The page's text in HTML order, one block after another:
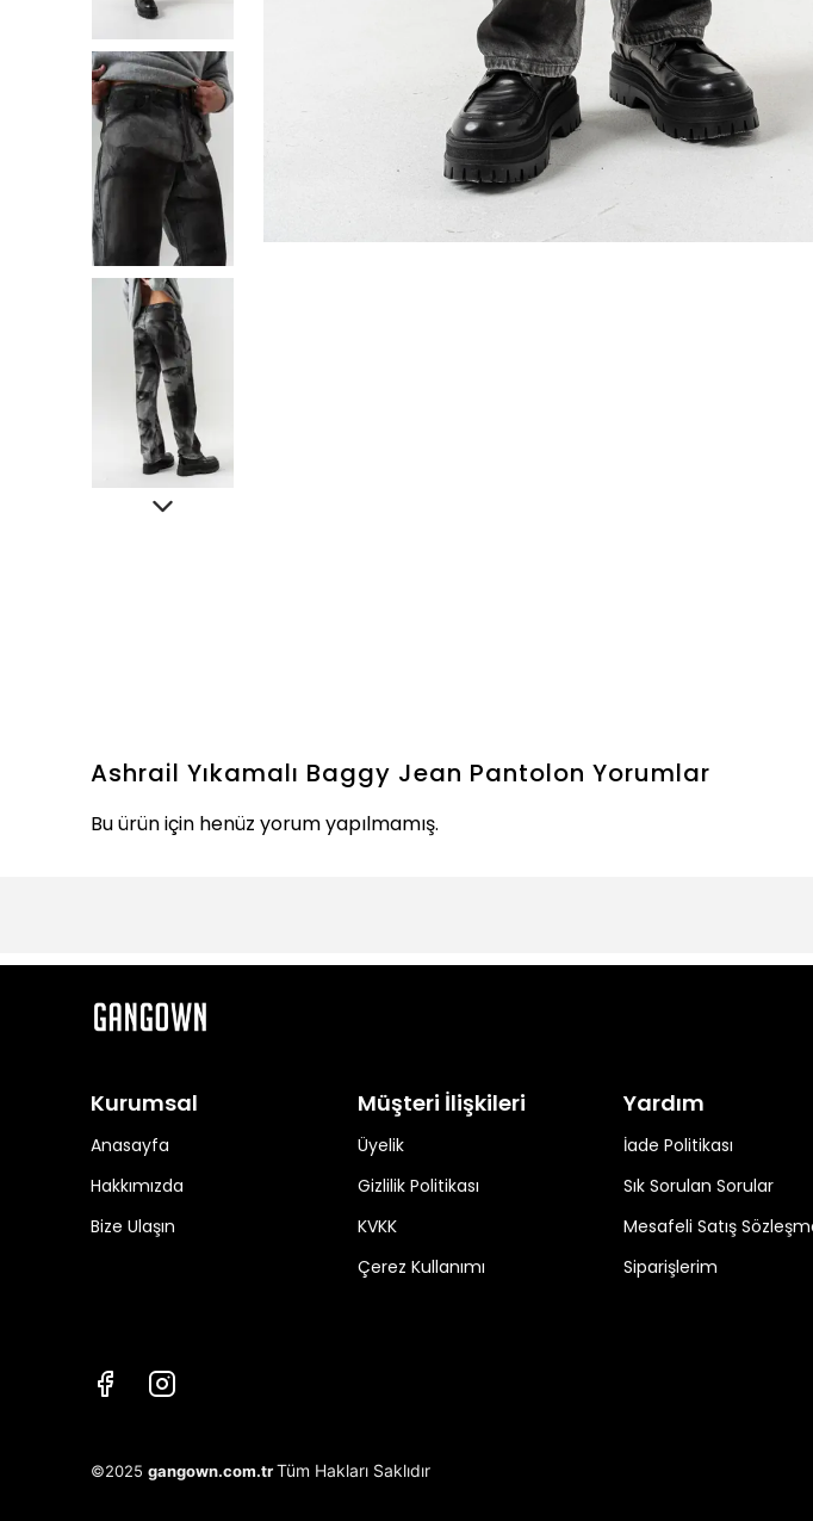
Ashrail Yıkamalı Baggy Jean Pantolon Yorumlar
Bu ürün için henüz yorum yapılmamış.
Kurumsal
Anasayfa
Hakkımızda
Bize Ulaşın
Müşteri İlişkileri
Üyelik
Gizlilik Politikası
KVKK
Çerez Kullanımı
Yardım
İade Politikası
Sık Sorulan Sorular
Mesafeli Satış
Siparişlerim
©2025 gangown.com.trTüm Hakları Saklıdır